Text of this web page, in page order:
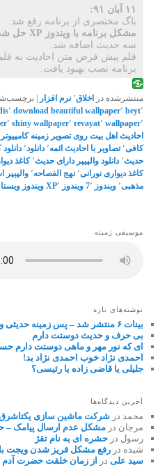
۱۱ آبان ۹۱:
باگ مختصری از برنامه رفع شد.
مشکل برنامه با ویندوز XP حل شد
سه حدیث اضافه شد.
قلم پیش فرض متن احادیث به قلم
برنامه نصب بهبود یافت.
منتشرشده در اخلاق٬ نرم افزار |
beyt٬ download beautiful wallpaper٬ ٬
wallpaper٬ revayat٬ shiny wallpaper٬
٬
احادیث اهل بیت روی تصویر زمینه کامپیوتر
کافی٬ تصاویر با احادیث ائمه٬ دانلود٬
حدیث٬ دانلود والپیپر دارای حدیث٬ کاغذ
کاغذ دیواری نورانی٬ نهج الفصاحه٬ والپیپر
مذهبی٬ ویندوز 7 ٬ ویندوز XP ٬ ویندوز ویستا
موسیقی زمینه
نوشته‌های تازه
بینات ۶ منتشر شد – پس زمینه حدیثی ویندوز
بی حرف و حدیث دوستت دارم
ای که نور مهر و ماهی دوستت دارم
احمدی نژاد خوب احمدی نژاد بد!
جلیلی یا قاضی زاده یا رئیسی؟
آخرین دیدگاه‌ها
محمد درشرکت ماشین سازی یکتاشرق،
مرجان درمشکل عدم ارسال پیامک –
رسول درحشره ای به نام تقژ
شیده دررفع مشکل فریز شدن ویجت
سید علی در از زمان خلقت حضرت آدم